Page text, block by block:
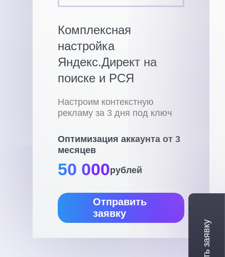
Комплексная
настройка
Яндекс.Директ на
поиске и РСЯ
Настроим контекстную
рекламу за 3 дня под ключ
Оптимизация аккаунта от 3
месяцев
50 000рублей
Отправить
заявку